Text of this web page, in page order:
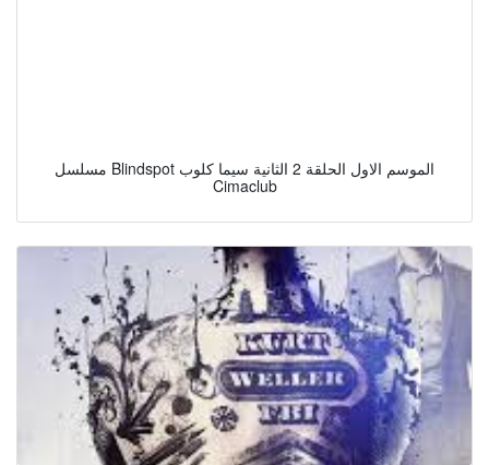
مسلسل Blindspot الموسم الاول الحلقة 2 الثانية سيما كلوب
Cimaclub